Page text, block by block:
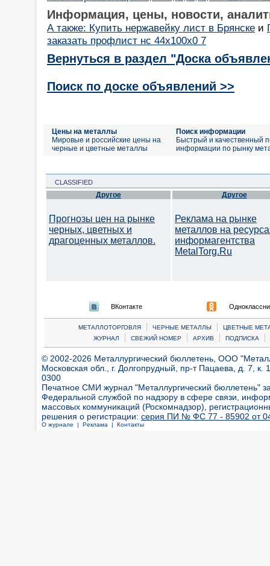
Информация, цены, новости,
А также: Купить нержавейку лист в Брянске и
заказать профлист нс 44х100х0 7
Вернуться в раздел "Доска
Поиск по доске объявлений >>
Цены на металлы
Мировые и российские цены на
черные и цветные металлы
Поиск информации
Быстрый и качественный
информации по рынку
CLASSIFIED
Другое
Прогнозы цен на рынке
черных, цветных и
драгоценных металлов.
Другое
Реклама на рынке
металлов на
информагентства
MetalTorg.Ru
ВКонтакте
МЕТАЛЛОТОРГОВЛЯ | ЧЕРНЫЕ МЕТАЛЛЫ |
ЦВЕТНЫЕ
ЖУРНАЛ
| СВЕЖИЙ НОМЕР | АРХИВ | ПОДПИСКА |
© 2002-2026 Металлургический бюллетень, ООО
Московская обл., г. Долгопрудный, пр-т Пацаева, д. 7,
0300
Печатное СМИ журнал "Металлургический бюллетень"
Федеральной службой по надзору в сфере связи,
массовых коммуникаций (Роскомнадзор),
решения о регистрации: серия ПИ № ФС 77 - 85902 от 04
О журнале | Реклама | Контакты